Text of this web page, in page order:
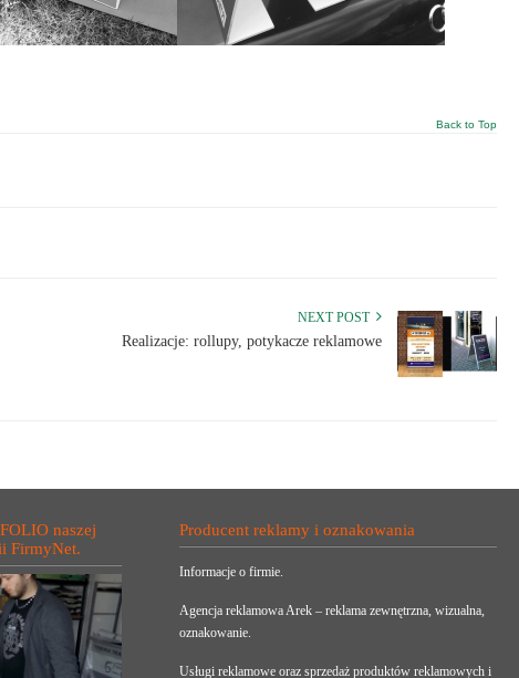
Back to Top
NEXT POST
Realizacje: rollupy, potykacze reklamowe
naszej
FirmyNet.
Producent reklamy i oznakowania
Informacje o firmie.
Agencja reklamowa Arek – reklama zewnętrzna, wizualna,
oznakowanie.
Usługi reklamowe oraz sprzedaż produktów reklamowych i